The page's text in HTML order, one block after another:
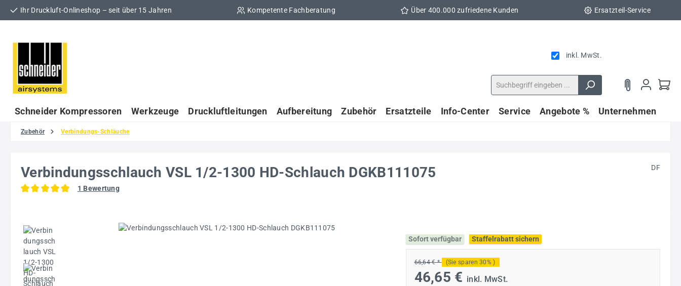
Hauptinhalt springen
Zur Suche springen
Zur Hauptnavigation springen
Ihr Druckluft-Onlineshop – seit über 15 Jahren Kompetente Fachberatung Über 400.000 zufriedene Kunden Ersatzteil-Service
inkl. MwSt.
Schneider Kompressoren Werkzeuge Druckluftleitungen Aufbereitung Zubehör Ersatzteile Info-Center Service Angebote % Unternehmen
Zubehör Verbindungs-Schläuche
Verbindungsschlauch VSL 1/2-1300 HD-Schlauch DGKB111075
1 Bewertung
DF
Bildergalerie überspringen
Sofort verfügbar
Staffelrabatt sichern
66,64 € * (Sie sparen 30% )
46,65 € inkl. MwSt.